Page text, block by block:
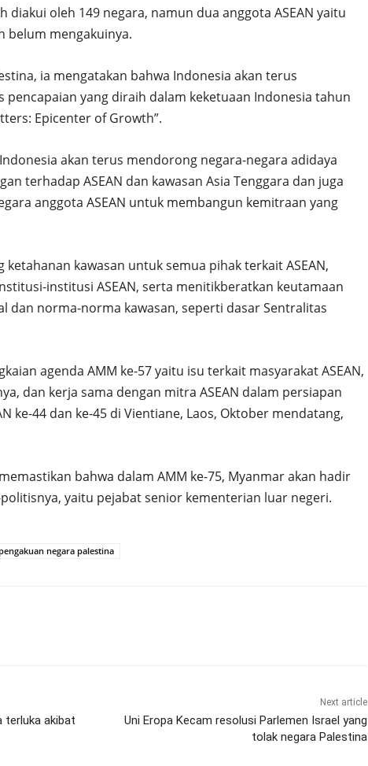
diakui oleh 149 negara, namun dua anggota ASEAN yaitu
belum mengakuinya.
ia mengatakan bahwa Indonesia akan terus
yang diraih dalam keketuaan Indonesia tahun
Epicenter of Growth”.
akan terus mendorong negara-negara adidaya
terhadap ASEAN dan kawasan Asia Tenggara dan juga
anggota ASEAN untuk membangun kemitraan yang
kawasan untuk semua pihak terkait ASEAN,
institusi ASEAN, serta menitikberatkan keutamaan
dan norma-norma kawasan, seperti dasar Sentralitas
agenda AMM ke-57 yaitu isu terkait masyarakat ASEAN,
dan kerja sama dengan mitra ASEAN dalam persiapan
ke-44 dan ke-45 di Vientiane, Laos, Oktober mendatang,
bahwa dalam AMM ke-75, Myanmar akan hadir
yaitu pejabat senior kementerian luar negeri.
pengakuan negara palestina
terluka akibat
Next article
Uni Eropa Kecam resolusi Parlemen Israel yang
tolak negara Palestina